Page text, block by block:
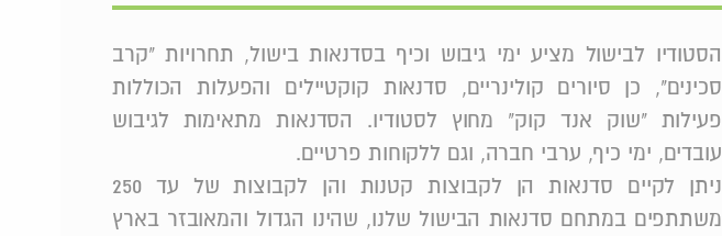
הסטודיו לבישול מציע ימי גיבוש וכיף בסדנאות בישול, תחרויות "קרב
סכינים", כן סיורים קולינריים, סדנאות קוקטיילים והפעלות הכוללות
פעילות "שוק אנד קוק" מחוץ לסטודיו. הסדנאות מתאימות לגיבוש
עובדים, ימי כיף, ערבי חברה, וגם ללקוחות פרטיים.
ניתן לקיים סדנאות הן לקבוצות קטנות והן לקבוצות של עד 250
משתתפים במתחם סדנאות הבישול שלנו, שהינו הגדול והמאובזר בארץ